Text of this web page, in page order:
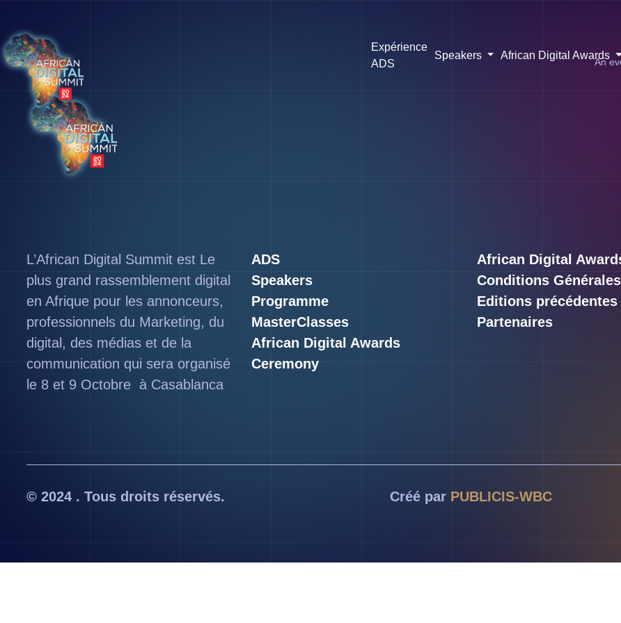
Expérience
ADS
Speakers African Digital Awards
An
L’African Digital Summit est Le
plus grand rassemblement digital
en Afrique pour les annonceurs,
professionnels du Marketing, du
digital, des médias et de la
communication qui sera organisé
le 8 et 9 Octobre à Casablanca
ADS
Speakers
Programme
MasterClasses
African Digital Awards
Ceremony
African Digital
Conditions Générales
Editions précédentes
Partenaires
© 2024 . Tous droits réservés. Créé par PUBLICIS-WBC